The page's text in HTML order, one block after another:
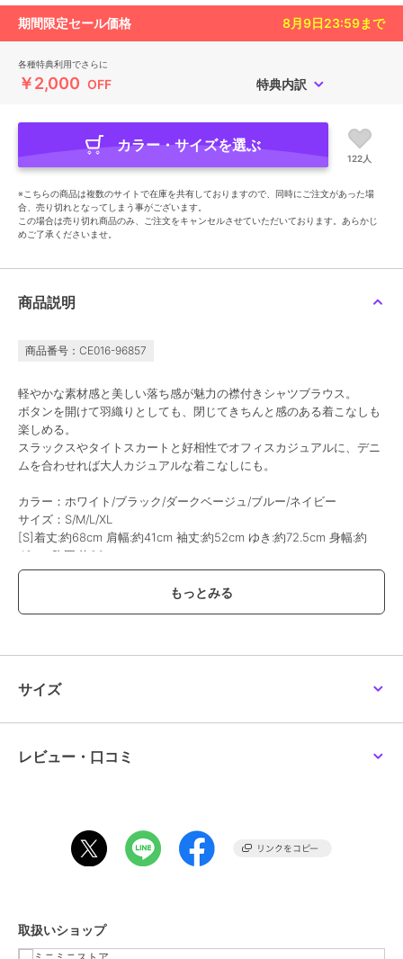
期間限定セール価格 8月9日23:59まで
各種特典利用でさらに
￥2,000 OFF 特典内訳
カラー・サイズを選ぶ
122人
※こちらの商品は複数のサイトで在庫を共有しておりますので、同時にご注文があった場
合、売り切れとなってしまう事がございます。
この場合は売り切れ商品のみ、ご注文をキャンセルさせていただいております。あらかじ
めご了承くださいませ。
商品説明
商品番号：CE016-96857
軽やかな素材感と美しい落ち感が魅力の襟付きシャツブラウス。
ボタンを開けて羽織りとしても、閉じてきちんと感のある着こなしも
楽しめる。
スラックスやタイトスカートと好相性でオフィスカジュアルに、デニ
ムを合わせれば大人カジュアルな着こなしにも。
カラー：ホワイト/ブラック/ダークベージュ/ブルー/ネイビー
サイズ：S/M/L/XL
[S]着丈:約68cm 肩幅:約41cm 袖丈:約52cm ゆき:約72.5cm 身幅:約
48cm 胸囲:約96cm
[M]着丈:約69cm 肩幅:約42cm 袖丈:約53cm ゆき:約74cm 身幅:約
[L]着丈:約70cm 肩幅:約43cm 袖丈:約54cm ゆき:約75.5cm 身幅:約
裏地：なし
伸縮性：なし
期間限定セール開催中
サイズ
レビュー・口コミ
取扱いショップ